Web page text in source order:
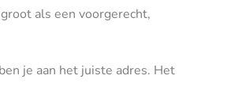
als een voorgerecht,
je aan het juiste adres. Het